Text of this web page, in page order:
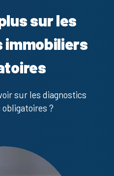
sur les
immobiliers
sur les diagnostics
?